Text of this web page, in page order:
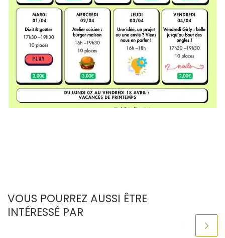
VOUS POURREZ AUSSI ÊTRE
INTÉRESSÉ PAR